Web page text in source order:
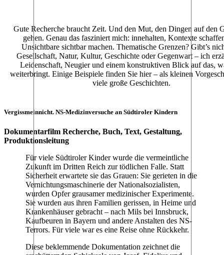
Gute Recherche braucht Zeit. Und den Mut, den Dingen auf den
gehen. Genau das fasziniert mich: innehalten, Kontexte
Unsichtbare sichtbar machen. Thematische Grenzen? Gibt’s
Gesellschaft, Natur, Kultur, Geschichte oder Gegenwart – ich
Leidenschaft, Neugier und einem konstruktiven Blick auf das,
weiterbringt. Einige Beispiele finden Sie hier – als kleinen
viele große Geschichten.
Vergissmeinnicht. NS-Medizinversuche an Südtiroler Kindern
Dokumentarfilm Recherche, Buch, Text, Gestaltung,
Produktionsleitung
Für viele Südtiroler Kinder wurde die vermeintliche
Zukunft im Dritten Reich zur tödlichen Falle. Statt
Sicherheit erwartete sie das Grauen: Sie gerieten in die
Vernichtungsmaschinerie der Nationalsozialisten,
wurden Opfer grausamer medizinischer Experimente.
Sie wurden aus ihren Familien gerissen, in Heime und
Krankenhäuser gebracht – nach Mils bei Innsbruck,
Kaufbeuren in Bayern und andere Anstalten des NS-
Terrors. Für viele war es eine Reise ohne Rückkehr.
Diese beklemmende Dokumentation zeichnet die